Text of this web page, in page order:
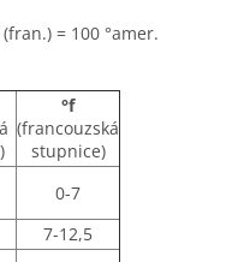
= 100 °amer.
°f
(francouzská
stupnice)
0-7
7-12,5